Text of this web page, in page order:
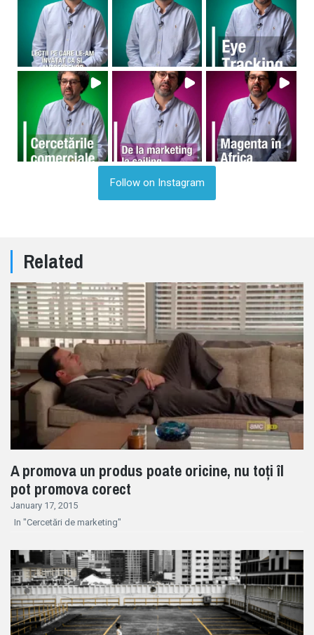
Follow on Instagram
Related
A promova un produs poate oricine, nu toți îl
pot promova corect
January 17, 2015
In "Cercetări de marketing"